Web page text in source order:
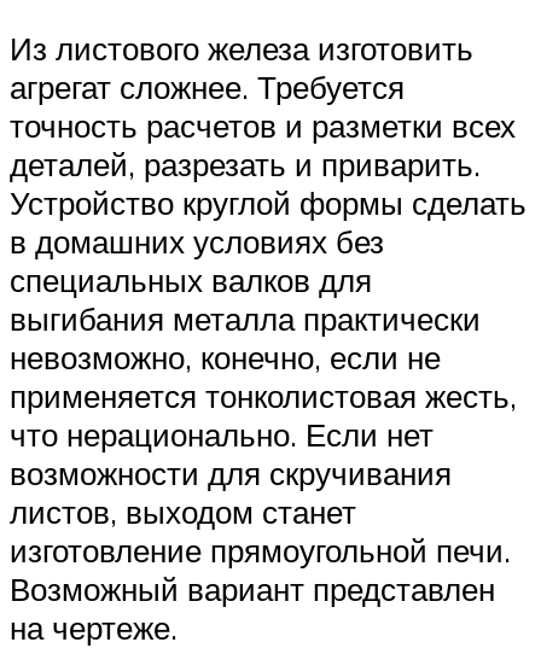
Из листового железа изготовить
агрегат сложнее. Требуется
точность расчетов и разметки всех
деталей, разрезать и приварить.
Устройство круглой формы сделать
в домашних условиях без
специальных валков для
выгибания металла практически
невозможно, конечно, если не
применяется тонколистовая жесть,
что нерационально. Если нет
возможности для скручивания
листов, выходом станет
изготовление прямоугольной печи.
Возможный вариант представлен
на чертеже.